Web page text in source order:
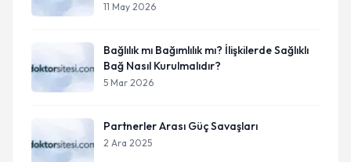
11 May 2026
Bağlılık mı Bağımlılık mı? İlişkilerde Sağlıklı
Bağ Nasıl Kurulmalıdır?
5 Mar 2026
Partnerler Arası Güç Savaşları
2 Ara 2025